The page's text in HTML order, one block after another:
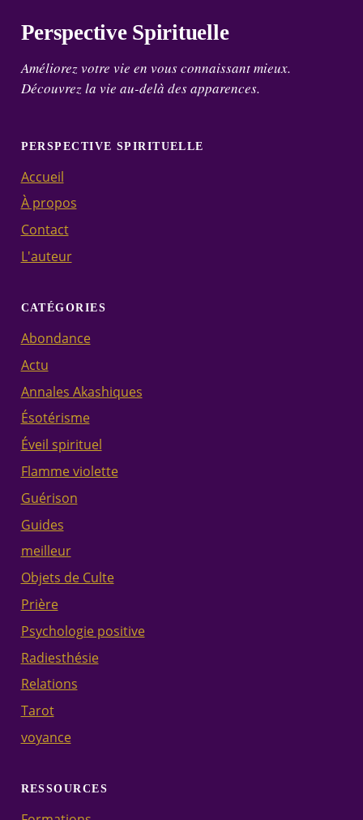
Perspective Spirituelle
Améliorez votre vie en vous connaissant mieux.
Découvrez la vie au-delà des apparences.
PERSPECTIVE SPIRITUELLE
Accueil
À propos
Contact
L'auteur
CATÉGORIES
Abondance
Actu
Annales Akashiques
Ésotérisme
Éveil spirituel
Flamme violette
Guérison
Guides
meilleur
Objets de Culte
Prière
Psychologie positive
Radiesthésie
Relations
Tarot
voyance
RESSOURCES